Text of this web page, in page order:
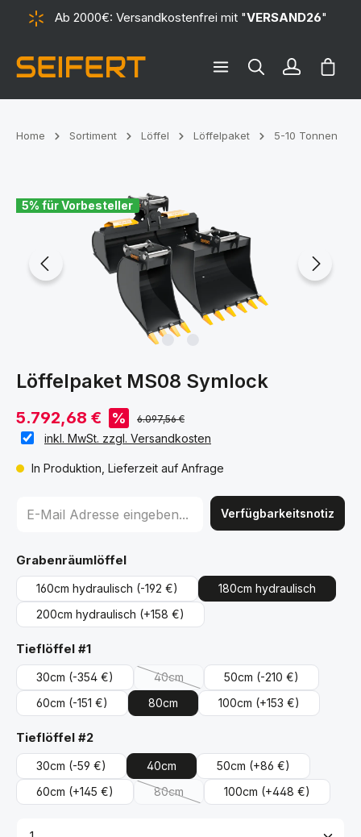
springenAb 2000€: Versandkostenfrei mit "VERSAND26"
Home Sortiment Löffel Löffelpaket 5-10 Tonnen
5% für Vorbesteller
Löffelpaket MS08 Symlock
5.792,68 € % 6.097,56 €
inkl. MwSt. zzgl. Versandkosten
In Produktion, Lieferzeit auf Anfrage
Verfügbarkeitsnotiz
Grabenräumlöffelauswählen
160cm hydraulisch (-192 €)
180cm hydraulisch
200cm hydraulisch (+158 €)
Tieflöffel #1auswählen
30cm (-354 €) 40cm
(Diese Option ist zurzeit nicht
50cm (-210 €)
60cm (-151 €) 80cm 100cm (+153 €)
Tieflöffel #2auswählen
30cm (-59 €) 40cm 50cm (+86 €)
60cm (+145 €) 80cm
(Diese Option ist zurzeit nicht
100cm (+448 €)
Produkt Anzahl: Gib den gewünschten Wert ein